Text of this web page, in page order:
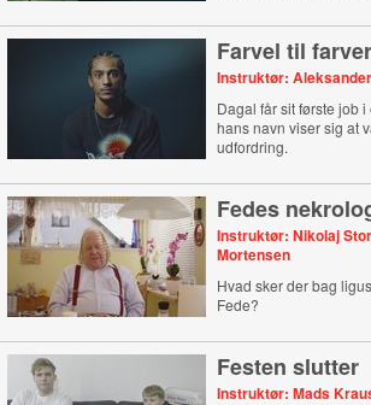
Farvel til
Instruktør:
Dagal får sit første job
hans navn viser sig at
udfordring.
Fedes
Instruktør: Nikolaj
Mortensen
Hvad sker der bag
Fede?
Festen slutter
Instruktør: Mads